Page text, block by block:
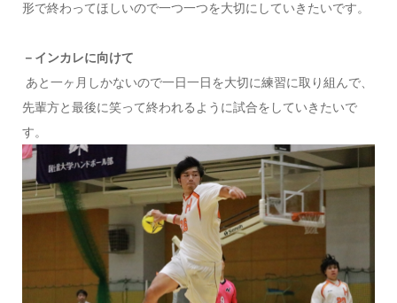
形で終わってほしいので一つ一つを大切にしていきたいです。
－インカレに向けて
あと一ヶ月しかないので一日一日を大切に練習に取り組んで、
先輩方と最後に笑って終われるように試合をしていきたいで
す。